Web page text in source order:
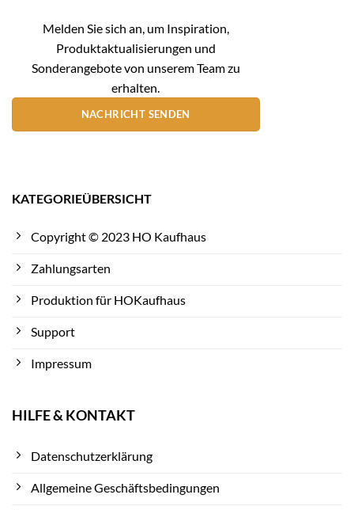
Melden Sie sich an, um Inspiration,
Produktaktualisierungen und
Sonderangebote von unserem Team zu
erhalten.
NACHRICHT SENDEN
KATEGORIEÜBERSICHT
Copyright © 2023 HO Kaufhaus
Zahlungsarten
Produktion für HOKaufhaus
Support
Impressum
HILFE & KONTAKT
Datenschutzerklärung
Allgemeine Geschäftsbedingungen